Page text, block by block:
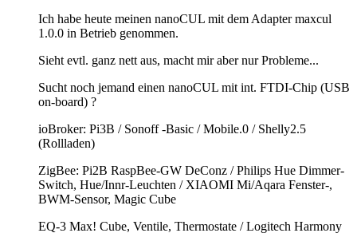
Ich habe heute meinen nanoCUL mit dem Adapter maxcul
1.0.0 in Betrieb genommen.
Sieht evtl. ganz nett aus, macht mir aber nur Probleme...
Sucht noch jemand einen nanoCUL mit int. FTDI-Chip (USB
on-board) ?
ioBroker: Pi3B / Sonoff -Basic / Mobile.0 / Shelly2.5
(Rollladen)
ZigBee: Pi2B RaspBee-GW DeConz / Philips Hue Dimmer-
Switch, Hue/Innr-Leuchten / XIAOMI Mi/Aqara Fenster-,
BWM-Sensor, Magic Cube
EQ-3 Max! Cube, Ventile, Thermostate / Logitech Harmony